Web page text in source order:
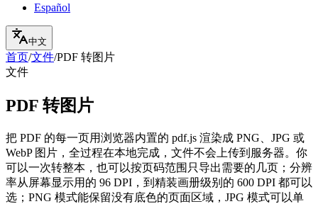
Español
中文
首页/文件/PDF 转图片
文件
PDF 转图片
把 PDF 的每一页用浏览器内置的 pdf.js 渲染成 PNG、JPG 或
WebP 图片，全过程在本地完成，文件不会上传到服务器。你
可以一次转整本，也可以按页码范围只导出需要的几页；分辨
率从屏幕显示用的 96 DPI，到精装画册级别的 600 DPI 都可以
选；PNG 模式能保留没有底色的页面区域，JPG 模式可以单